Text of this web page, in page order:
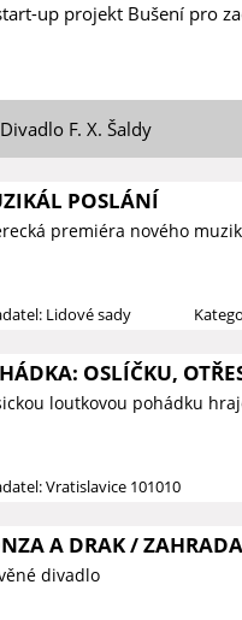
up projekt Bušení pro
F. X. Šaldy
POSLÁNÍ
premiéra nového
Lidové sady
OSLÍČKU,
loutkovou pohádku
Vratislavice 101010
A DRAK /
divadlo